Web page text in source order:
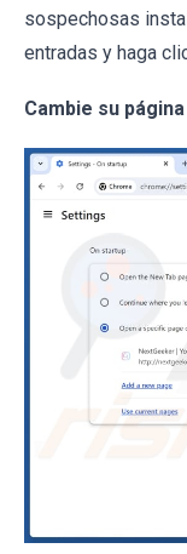
sospechosas
entradas y haga
Cambie su